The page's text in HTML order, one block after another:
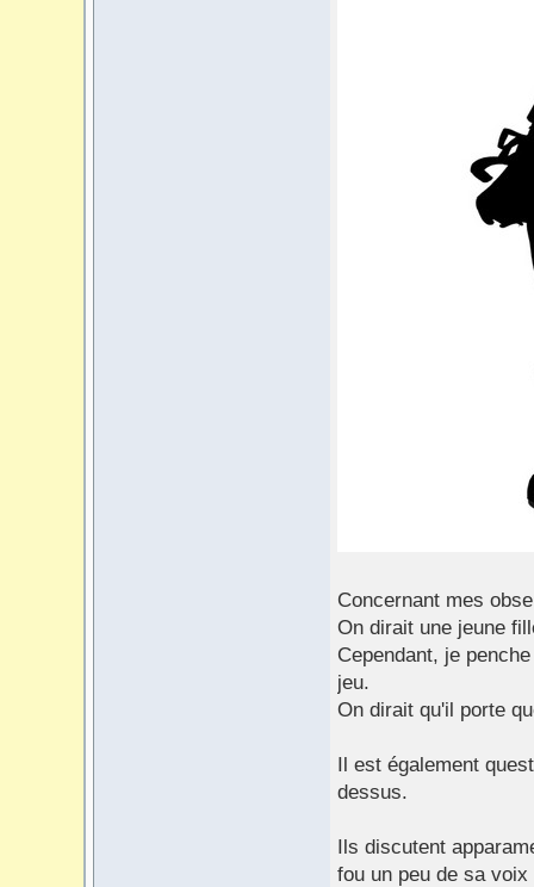
Concernant mes
On dirait une jeune
Cependant, je
jeu.
On dirait qu'il porte
Il est également
dessus.
Ils discutent
fou un peu de sa